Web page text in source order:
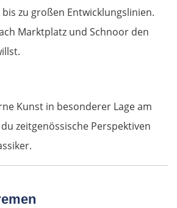
zu großen Entwicklungslinien.
Marktplatz und Schnoor den
Kunst in besonderer Lage am
zeitgenössische Perspektiven